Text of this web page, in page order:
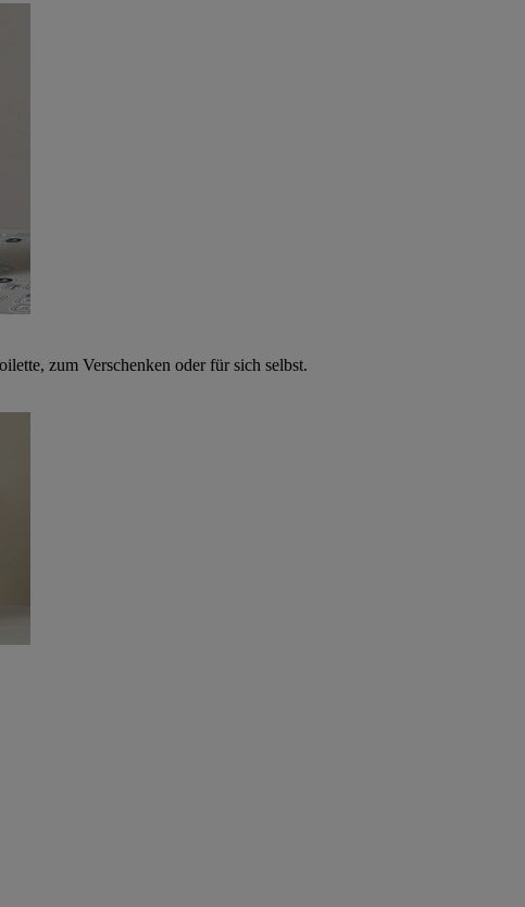
zum Verschenken oder für sich selbst.